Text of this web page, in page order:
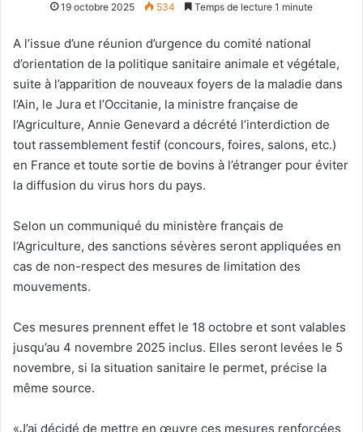
19 octobre 2025 534 Temps de lecture 1 minute
A l’issue d’une réunion d’urgence du comité national
d’orientation de la politique sanitaire animale et végétale,
suite à l’apparition de nouveaux foyers de la maladie dans
l’Ain, le Jura et l’Occitanie, la ministre française de
l’Agriculture, Annie Genevard a décrété l’interdiction de
tout rassemblement festif (concours, foires, salons, etc.)
en France et toute sortie de bovins à l’étranger pour éviter
la diffusion du virus hors du pays.
Selon un communiqué du ministère français de
l’Agriculture, des sanctions sévères seront appliquées en
cas de non-respect des mesures de limitation des
mouvements.
Ces mesures prennent effet le 18 octobre et sont valables
jusqu’au 4 novembre 2025 inclus. Elles seront levées le 5
novembre, si la situation sanitaire le permet, précise la
même source.
«J’ai décidé de mettre en œuvre ces mesures renforcées